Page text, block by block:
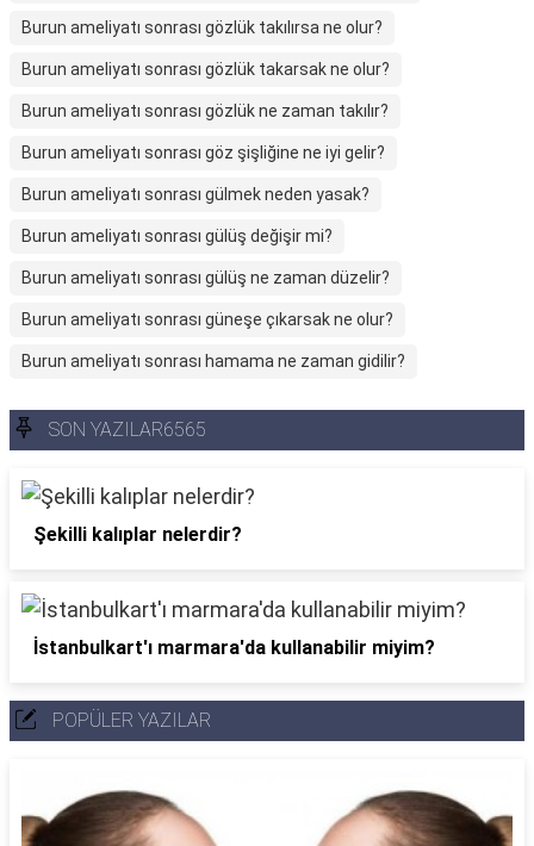
Burun ameliyatı sonrası gözlük takılırsa ne olur?
Burun ameliyatı sonrası gözlük takarsak ne olur?
Burun ameliyatı sonrası gözlük ne zaman takılır?
Burun ameliyatı sonrası göz şişliğine ne iyi gelir?
Burun ameliyatı sonrası gülmek neden yasak?
Burun ameliyatı sonrası gülüş değişir mi?
Burun ameliyatı sonrası gülüş ne zaman düzelir?
Burun ameliyatı sonrası güneşe çıkarsak ne olur?
Burun ameliyatı sonrası hamama ne zaman gidilir?
SON YAZILAR6565
Şekilli kalıplar nelerdir?
İstanbulkart'ı marmara'da kullanabilir miyim?
POPÜLER YAZILAR